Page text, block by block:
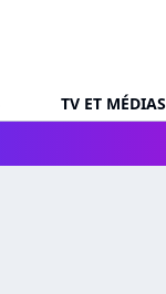
TV ET MÉDIAS